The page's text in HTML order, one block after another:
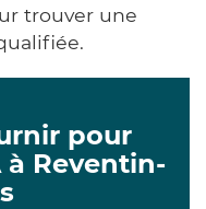
trouver une
pour
à Reventin-